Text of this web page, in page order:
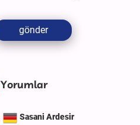
gönder
Yorumlar
Sasani Ardesir